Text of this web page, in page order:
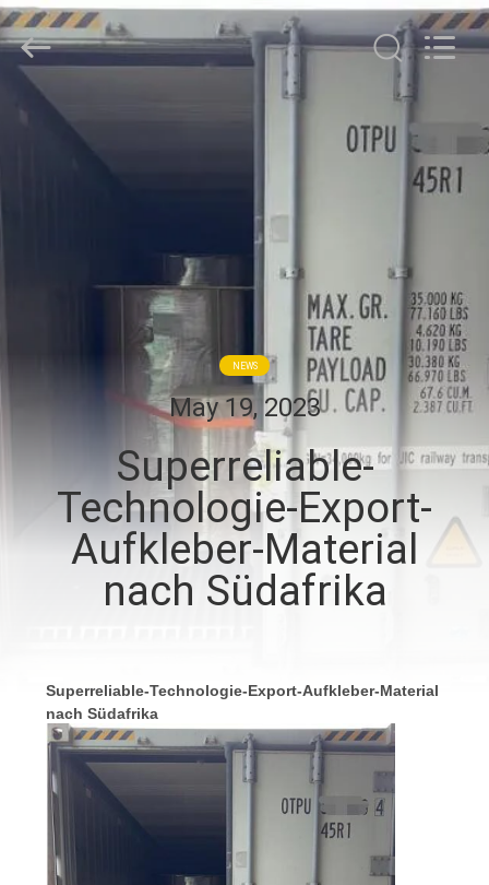
HAUS
UNS
FABRIK-
AUSFLUG
QUALITÄTSKONTROLLE
TRETEN
MIT
UNS
VERBINDUNG
NACHRICHTEN
WEIFANG
SUPERRELIABLE
TECHNOLOGY
CO,LTD.
Rights
Reserved.
NEWS
May 19, 2023
Superreliable-
Technologie-Export-
Aufkleber-Material
nach Südafrika
Superreliable-Technologie-Export-Aufkleber-Material
nach Südafrika